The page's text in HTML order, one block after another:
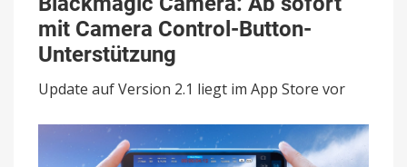
Ab
sofort
Control-
Button-
mit Camera Control-Button-
Unterstützung
Update auf Version 2.1 liegt im App Store vor